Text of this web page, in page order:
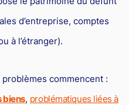
d’entreprise, comptes
à l’étranger).
problèmes commencent :
biens, problématiques liées à